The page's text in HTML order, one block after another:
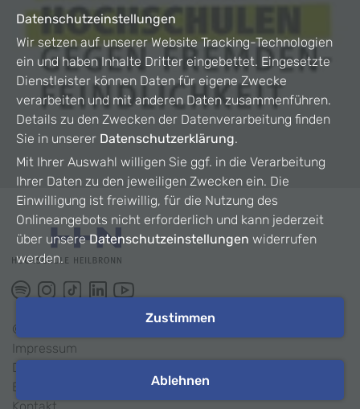
©
Impressum
Datenschutz
Barrierefreiheit
Datenschutzeinstellungen
Wir setzen auf unserer Website Tracking-Technologien
ein und haben Inhalte Dritter eingebettet. Eingesetzte
Dienstleister können Daten für eigene Zwecke
verarbeiten und mit anderen Daten zusammenführen.
Details zu den Zwecken der Datenverarbeitung finden
Sie in unserer Datenschutzerklärung.
Mit Ihrer Auswahl willigen Sie ggf. in die Verarbeitung
Ihrer Daten zu den jeweiligen Zwecken ein. Die
Einwilligung ist freiwillig, für die Nutzung des
Onlineangebots nicht erforderlich und kann jederzeit
über unsereDatenschutzeinstellungen widerrufen
werden.
Zustimmen
Ablehnen